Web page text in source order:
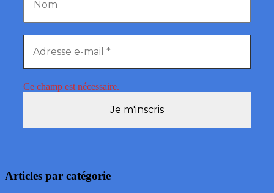
Ce champ est nécessaire.
Articles par catégorie